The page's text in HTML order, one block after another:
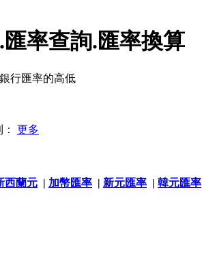
率查詢.匯率換算
行匯率的高低
更多
西蘭元 | 加幣匯率 | 新元匯率 | 韓元匯率